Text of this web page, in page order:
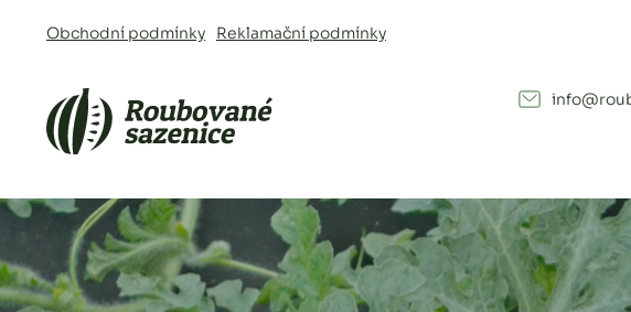
Obchodní podmínky Reklamační podmínky